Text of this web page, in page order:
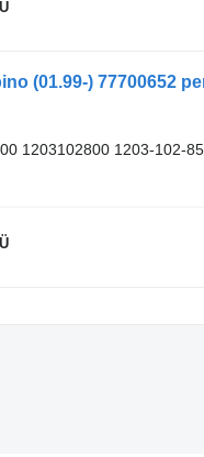
(01.99-) 77700652
1203102800 1203-102-